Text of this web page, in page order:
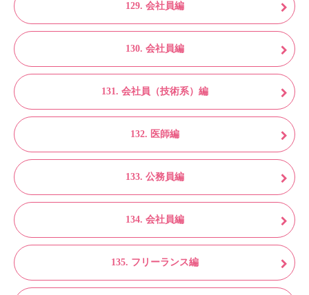
129. 会社員編
130. 会社員編
131. 会社員（技術系）編
132. 医師編
133. 公務員編
134. 会社員編
135. フリーランス編